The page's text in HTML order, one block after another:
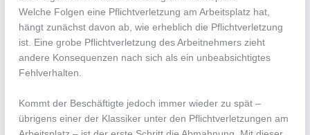
Welche Folgen eine Pflichtverletzung am Arbeitsplatz hat,
hängt zunächst davon ab, wie erheblich die Pflichtverletzung
ist. Eine grobe Pflichtverletzung des Arbeitnehmers zieht
andere Konsequenzen nach sich als ein unbeabsichtigtes
Fehlverhalten.
Kommt der Beschäftigte jedoch immer wieder zu spät –
übrigens einer der Klassiker unter den Pflichtverletzungen am